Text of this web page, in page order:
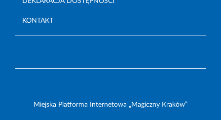
KONTAKT
Miejska Platforma Internetowa „Magiczny Kraków”